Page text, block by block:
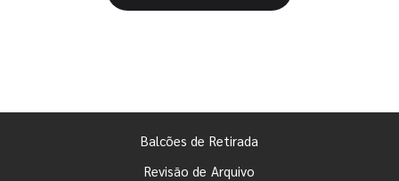
Balcões de Retirada
Revisão de Arquivo